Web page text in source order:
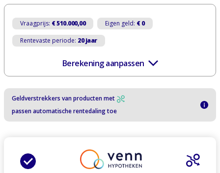
Vraagprijs: € 510.000,00 Eigen geld: € 0
Rentevaste periode: 20 jaar
Berekening aanpassen
Geldverstrekkers van producten met
passen automatische rentedaling toe